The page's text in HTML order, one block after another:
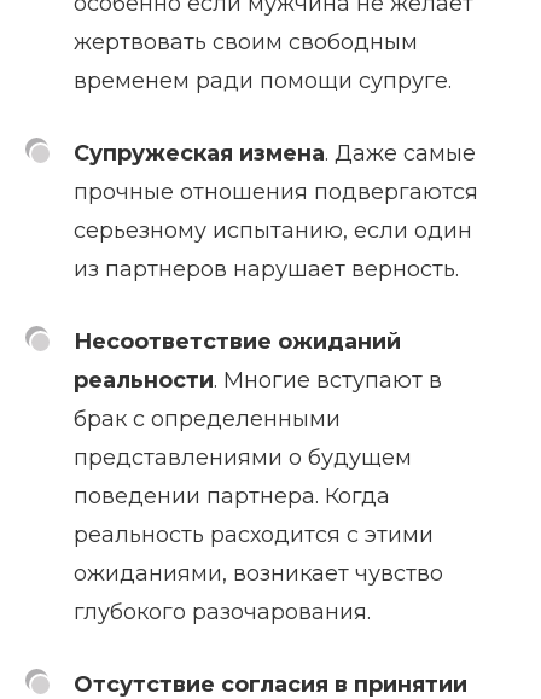
жертвовать своим свободным
временем ради помощи супруге.
Супружеская измена. Даже самые
прочные отношения подвергаются
серьезному испытанию, если один
из партнеров нарушает верность.
Несоответствие ожиданий
реальности. Многие вступают в
брак с определенными
представлениями о будущем
поведении партнера. Когда
реальность расходится с этими
ожиданиями, возникает чувство
глубокого разочарования.
Отсутствие согласия в принятии